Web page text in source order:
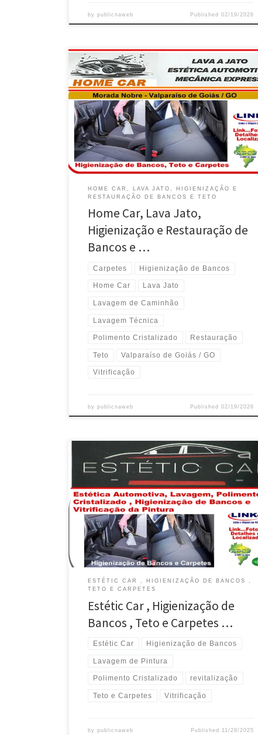
bypublicnaweb Published 02/19/2026
Na Home Car , Higienização de Bancos , Teto e
Carpetes em Valparaíso de Goiás / GO Lavagem
Técnica do Motor e Polimento Cristalizado com
Revitalização da Pintura em Valparaíso Uber , Vans
e Utilitários , Limpesa dos Bancos e Carpetes é na
Home Car em Valparaíso de […]
HOME CAR, LAVA JATO, HIGIENIZAÇÃO E
RESTAURAÇÃO DE BANCOS E TETO
Home Car, Lava Jato,
Higienização e Restauração de
Bancos e …
Carpetes Higienização de Bancos
Home Car Lava Jato
Lavagem de Caminhão
Lavagem Técnica
Polimento Cristalizado Restauração
Teto Valparaíso de Goiás / GO
Vitrificação
bypublicnaweb Published 02/19/2026
Na Estétic Car , Higienização de Bancos , Teto e
Carpetes em Valparaíso de Goiás / GO Lavagem
Técnica do Motor e Polimento Cristalizado com
Revitalização da Pintura em Valparaíso Uber , Vans
e Utilitários , Limpesa dos Bancos e Carpetes é na
Stétic Car em Valparaíso de […]
ESTÉTIC CAR , HIGIENIZAÇÃO DE BANCOS ,
TETO E CARPETES
Estétic Car , Higienização de
Bancos , Teto e Carpetes …
Estétic Car Higienização de Bancos
Lavagem de Pintura
Polimento Cristalizado revitalização
Teto e Carpetes Vitrificação
bypublicnaweb Published 11/28/2025